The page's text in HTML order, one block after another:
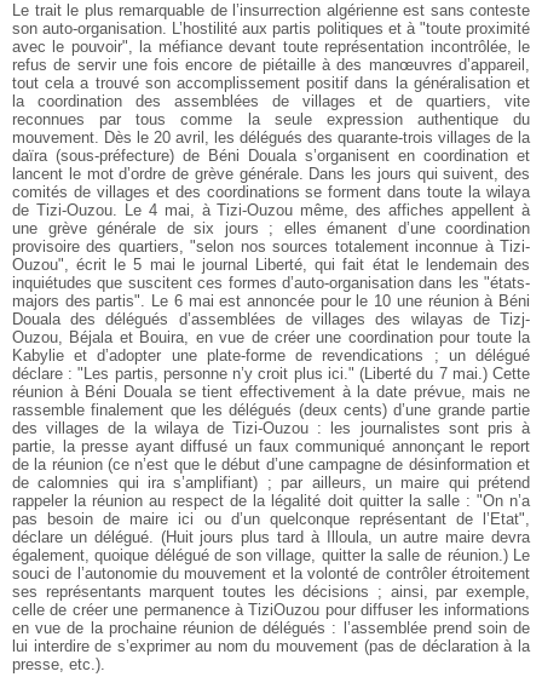
Le trait le plus remarquable de l’insurrection algérienne est sans conteste
son auto-organisation. L’hostilité aux partis politiques et à "toute proximité
avec le pouvoir", la méfiance devant toute représentation incontrôlée, le
refus de servir une fois encore de piétaille à des manœuvres d’appareil,
tout cela a trouvé son accomplissement positif dans la généralisation et
la coordination des assemblées de villages et de quartiers, vite
reconnues par tous comme la seule expression authentique du
mouvement. Dès le 20 avril, les délégués des quarante-trois villages de la
daïra (sous-préfecture) de Béni Douala s’organisent en coordination et
lancent le mot d’ordre de grève générale. Dans les jours qui suivent, des
comités de villages et des coordinations se forment dans toute la wilaya
de Tizi-Ouzou. Le 4 mai, à Tizi-Ouzou même, des affiches appellent à
une grève générale de six jours ; elles émanent d’une coordination
provisoire des quartiers, "selon nos sources totalement inconnue à Tizi-
Ouzou", écrit le 5 mai le journal Liberté, qui fait état le lendemain des
inquiétudes que suscitent ces formes d’auto-organisation dans les "états-
majors des partis". Le 6 mai est annoncée pour le 10 une réunion à Béni
Douala des délégués d’assemblées de villages des wilayas de Tizj-
Ouzou, Béjala et Bouira, en vue de créer une coordination pour toute la
Kabylie et d’adopter une plate-forme de revendications ; un délégué
déclare : "Les partis, personne n’y croit plus ici." (Liberté du 7 mai.) Cette
réunion à Béni Douala se tient effectivement à la date prévue, mais ne
rassemble finalement que les délégués (deux cents) d’une grande partie
des villages de la wilaya de Tizi-Ouzou : les journalistes sont pris à
partie, la presse ayant diffusé un faux communiqué annonçant le report
de la réunion (ce n’est que le début d’une campagne de désinformation et
de calomnies qui ira s’amplifiant) ; par ailleurs, un maire qui prétend
rappeler la réunion au respect de la légalité doit quitter la salle : "On n’a
pas besoin de maire ici ou d’un quelconque représentant de l’Etat",
déclare un délégué. (Huit jours plus tard à Illoula, un autre maire devra
également, quoique délégué de son village, quitter la salle de réunion.) Le
souci de l’autonomie du mouvement et la volonté de contrôler étroitement
ses représentants marquent toutes les décisions ; ainsi, par exemple,
celle de créer une permanence à TiziOuzou pour diffuser les informations
en vue de la prochaine réunion de délégués : l’assemblée prend soin de
lui interdire de s’exprimer au nom du mouvement (pas de déclaration à la
presse, etc.).